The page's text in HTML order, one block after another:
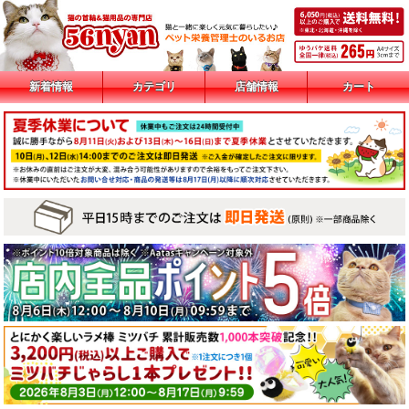
新着情報 カテゴリ 店舗情報 カート